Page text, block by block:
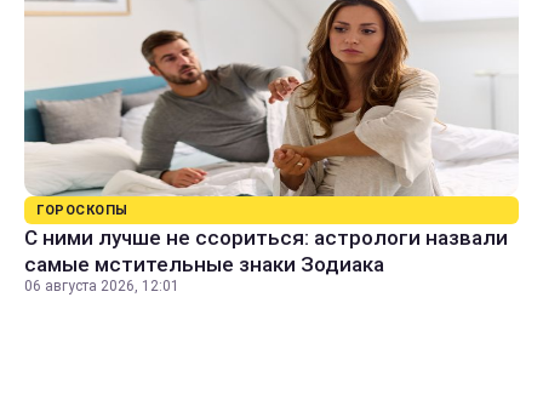
ГОРОСКОПЫ
С ними лучше не ссориться: астрологи назвали
самые мстительные знаки Зодиака
06 августа 2026, 12:01